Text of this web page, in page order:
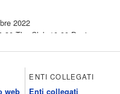
2022
The Club 10.00 Deejay
All News 19.05 The
Inbox 21.00 Code
web
ENTI COLLEGATI
Enti collegati